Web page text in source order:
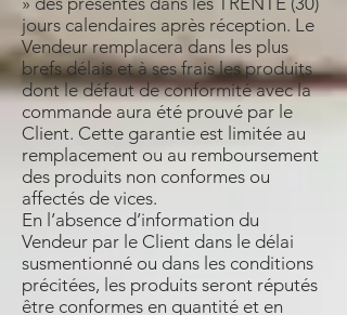
jours calendaires après réception. Le
Vendeur remplacera dans les plus
brefs délais et à ses frais les produits
dont le défaut de conformité avec la
commande aura été prouvé par le
Client. Cette garantie est limitée au
remplacement ou au remboursement
des produits non conformes ou
affectés de vices.
En l’absence d’information du
Vendeur par le Client dans le délai
susmentionné ou dans les conditions
précitées, les produits seront réputés
être conformes en quantité et en